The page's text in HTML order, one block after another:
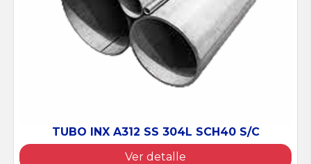
TUBO INX A312 SS 304L SCH40 S/C
Ver detalle